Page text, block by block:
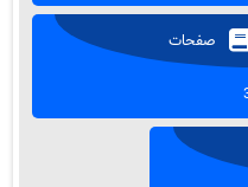
صفحات